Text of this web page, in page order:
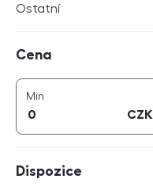
Ostatní
Cena
Min
CZK
Dispozice